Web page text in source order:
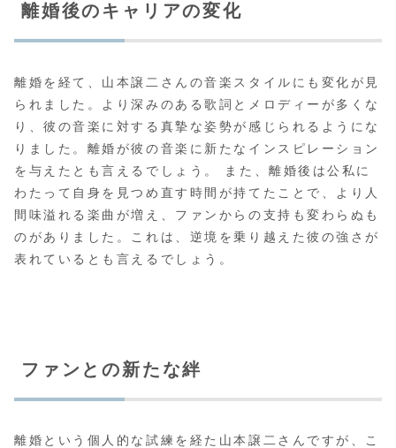
離婚後のキャリアの変化
離婚を経て、山本譲二さんの音楽スタイルにも変化が見
られました。より深みのある歌詞とメロディーが多くな
り、彼の音楽に対する真摯な姿勢が感じられるようにな
りました。離婚が彼の音楽に新たなインスピレーション
を与えたとも言えるでしょう。 また、離婚後は公私に
わたって自身を見つめ直す時間が持てたことで、より人
間味溢れる楽曲が増え、ファンからの支持も変わらぬも
のがありました。これは、逆境を乗り越えた彼の強さが
表れているとも言えるでしょう。
ファンとの新たな絆
離婚という個人的な試練を経た山本譲二さんですが、こ